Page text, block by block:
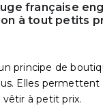
française
à tout petits
principe de
Elles
vêtir à petit prix.